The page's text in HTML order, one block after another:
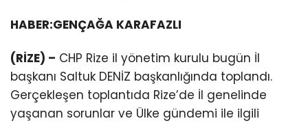
HABER:GENÇAĞA KARAFAZLI
(RİZE) – CHP Rize il yönetim kurulu bugün İl
başkanı Saltuk DENİZ başkanlığında toplandı.
Gerçekleşen toplantıda Rize’de İl genelinde
yaşanan sorunlar ve Ülke gündemi ile ilgili